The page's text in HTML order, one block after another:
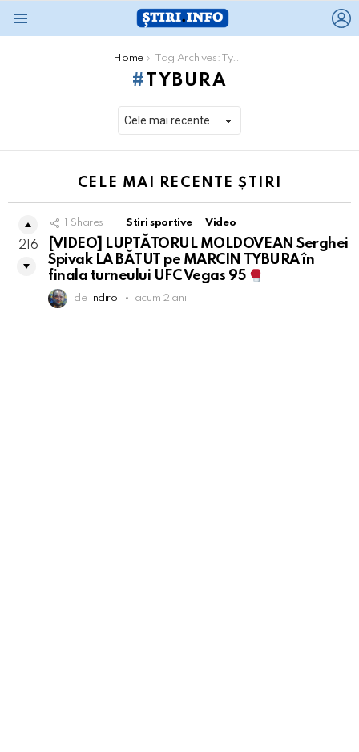
Home Tag Archives: Tybura
TYBURA
CELE MAI RECENTE ȘTIRI
1 Shares Stiri sportive Video
[VIDEO] LUPTĂTORUL MOLDOVEAN Serghei
Spivak LA BĂTUT pe MARCIN TYBURA în
finala turneului UFC Vegas 95
de Indiro acum 2 ani
216